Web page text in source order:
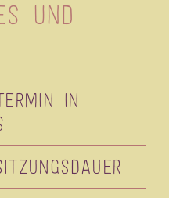
und
in